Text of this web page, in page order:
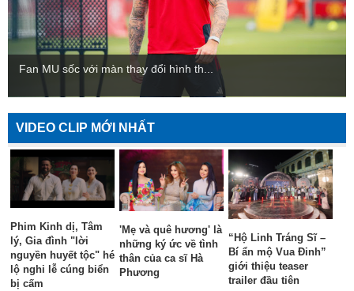
Fan MU sốc với màn thay đổi hình th...
VIDEO CLIP MỚI NHẤT
Phim Kinh dị, Tâm
lý, Gia đình "lời
nguyền huyết tộc" hé
lộ nghi lễ cúng biển
bị cấm
'Mẹ và quê hương' là
những ký ức về tình
thân của ca sĩ Hà
Phương
“Hộ Linh Tráng Sĩ –
Bí ẩn mộ Vua Đinh”
giới thiệu teaser
trailer đầu tiên